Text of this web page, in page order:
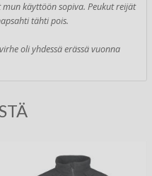
käyttöön sopiva. Peukut reijät
tähti pois.
oli yhdessä erässä vuonna